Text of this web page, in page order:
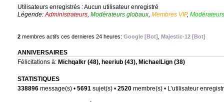
Utilisateurs enregistrés : Aucun utilisateur enregistré
Légende:Administrateurs, Modérateurs globaux, Membres VIP,
2membres actifs ces dernieres 24 heures: Google [Bot] Majestic-12 [Bot]
ANNIVERSAIRES
Félicitations à: Michqalkr(48), heeriub(43), MichaelLign(38)
STATISTIQUES
338896message(s) • 5691sujet(s) • 2520membre(s) • L’utilisateur